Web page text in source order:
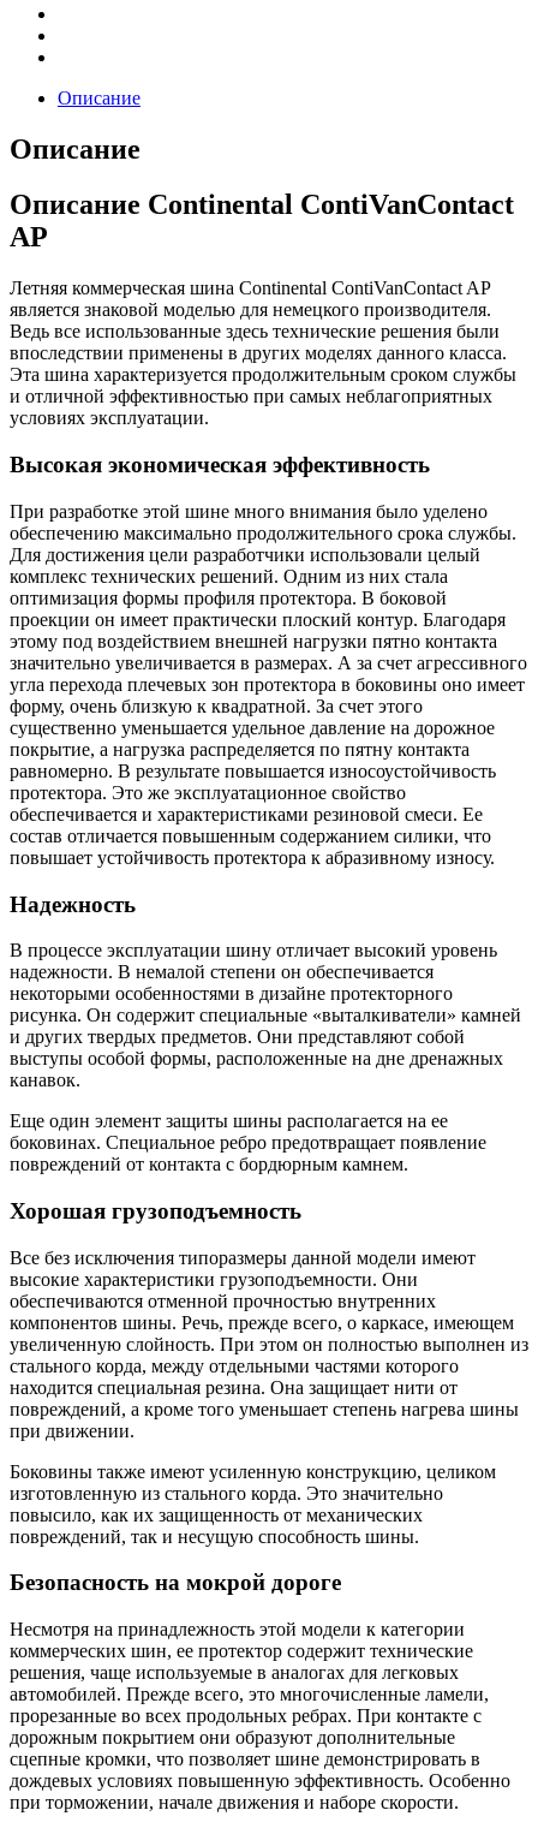
Описание
Описание
Описание Continental ContiVanContact
AP
Летняя коммерческая шина Continental ContiVanContact AP
является знаковой моделью для немецкого производителя.
Ведь все использованные здесь технические решения были
впоследствии применены в других моделях данного класса.
Эта шина характеризуется продолжительным сроком службы
и отличной эффективностью при самых неблагоприятных
условиях эксплуатации.
Высокая экономическая эффективность
При разработке этой шине много внимания было уделено
обеспечению максимально продолжительного срока службы.
Для достижения цели разработчики использовали целый
комплекс технических решений. Одним из них стала
оптимизация формы профиля протектора. В боковой
проекции он имеет практически плоский контур. Благодаря
этому под воздействием внешней нагрузки пятно контакта
значительно увеличивается в размерах. А за счет агрессивного
угла перехода плечевых зон протектора в боковины оно имеет
форму, очень близкую к квадратной. За счет этого
существенно уменьшается удельное давление на дорожное
покрытие, а нагрузка распределяется по пятну контакта
равномерно. В результате повышается износоустойчивость
протектора. Это же эксплуатационное свойство
обеспечивается и характеристиками резиновой смеси. Ее
состав отличается повышенным содержанием силики, что
повышает устойчивость протектора к абразивному износу.
Надежность
В процессе эксплуатации шину отличает высокий уровень
надежности. В немалой степени он обеспечивается
некоторыми особенностями в дизайне протекторного
рисунка. Он содержит специальные «выталкиватели» камней
и других твердых предметов. Они представляют собой
выступы особой формы, расположенные на дне дренажных
канавок.
Еще один элемент защиты шины располагается на ее
боковинах. Специальное ребро предотвращает появление
повреждений от контакта с бордюрным камнем.
Хорошая грузоподъемность
Все без исключения типоразмеры данной модели имеют
высокие характеристики грузоподъемности. Они
обеспечиваются отменной прочностью внутренних
компонентов шины. Речь, прежде всего, о каркасе, имеющем
увеличенную слойность. При этом он полностью выполнен из
стального корда, между отдельными частями которого
находится специальная резина. Она защищает нити от
повреждений, а кроме того уменьшает степень нагрева шины
при движении.
Боковины также имеют усиленную конструкцию, целиком
изготовленную из стального корда. Это значительно
повысило, как их защищенность от механических
повреждений, так и несущую способность шины.
Безопасность на мокрой дороге
Несмотря на принадлежность этой модели к категории
коммерческих шин, ее протектор содержит технические
решения, чаще используемые в аналогах для легковых
автомобилей. Прежде всего, это многочисленные ламели,
прорезанные во всех продольных ребрах. При контакте с
дорожным покрытием они образуют дополнительные
сцепные кромки, что позволяет шине демонстрировать в
дождевых условиях повышенную эффективность. Особенно
при торможении, начале движения и наборе скорости.